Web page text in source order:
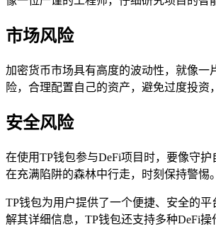
市场风险
加密货币市场具有高度的波动性，就像一
险，合理配置自己的资产，避免过度投资
安全风险
在使用TP钱包参与DeFi项目时，要像守
在充满陷阱的森林中行走，时刻保持警惕。
TP钱包为用户提供了一个便捷、安全的
解其详细信息，TP钱包还支持多种DeFi